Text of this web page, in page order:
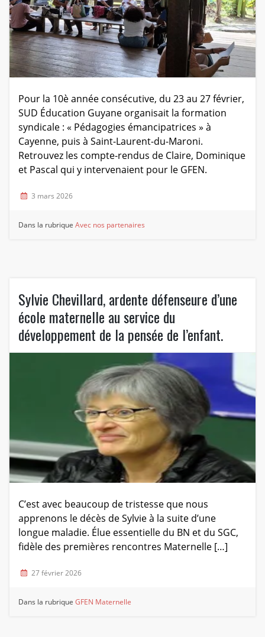
Pour la 10è année consécutive, du 23 au 27 février,
SUD Éducation Guyane organisait la formation
syndicale : « Pédagogies émancipatrices » à
Cayenne, puis à Saint-Laurent-du-Maroni.
Retrouvez les compte-rendus de Claire, Dominique
et Pascal qui y intervenaient pour le GFEN.
3 mars 2026
Dans la rubriqueAvec nos partenaires
Sylvie Chevillard, ardente défenseure d’une
école maternelle au service du
développement de la pensée de l’enfant.
C’est avec beaucoup de tristesse que nous
apprenons le décès de Sylvie à la suite d’une
longue maladie. Élue essentielle du BN et du SGC,
fidèle des premières rencontres Maternelle […]
27 février 2026
Dans la rubriqueGFEN Maternelle